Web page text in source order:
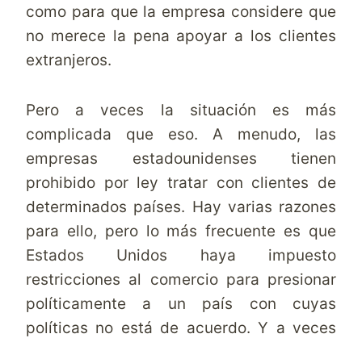
como para que la empresa considere que
no merece la pena apoyar a los clientes
extranjeros.
Pero a veces la situación es más
complicada que eso. A menudo, las
empresas estadounidenses tienen
prohibido por ley tratar con clientes de
determinados países. Hay varias razones
para ello, pero lo más frecuente es que
Estados Unidos haya impuesto
restricciones al comercio para presionar
políticamente a un país con cuyas
políticas no está de acuerdo. Y a veces